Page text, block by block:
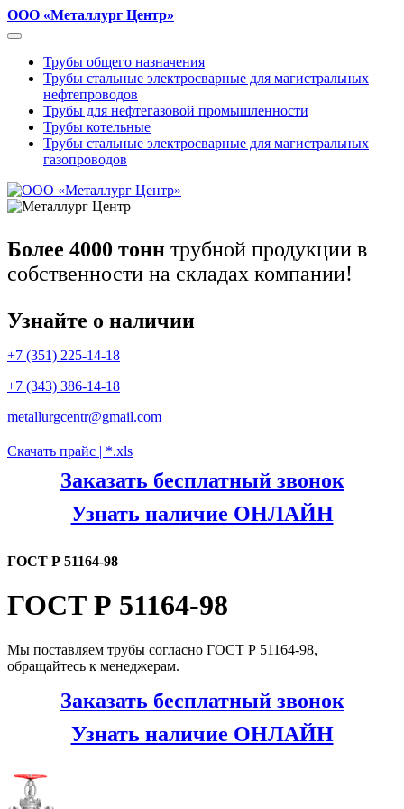
ООО «Металлург Центр»
Трубы общего назначения
Трубы стальные электросварные для магистральных
нефтепроводов
Трубы для нефтегазовой промышленности
Трубы котельные
Трубы стальные электросварные для магистральных
газопроводов
Более 4000 тонн трубной продукции в
собственности на складах компании!
Узнайте о наличии
+7 (351) 225-14-18
+7 (343) 386-14-18
metallurgcentr@gmail.com
Скачать прайс | *.xls
Заказать бесплатный звонок
Узнать наличие ОНЛАЙН
ГОСТ Р 51164-98
ГОСТ Р 51164-98
Мы поставляем трубы согласно ГОСТ Р 51164-98,
обращайтесь к менеджерам.
Заказать бесплатный звонок
Узнать наличие ОНЛАЙН